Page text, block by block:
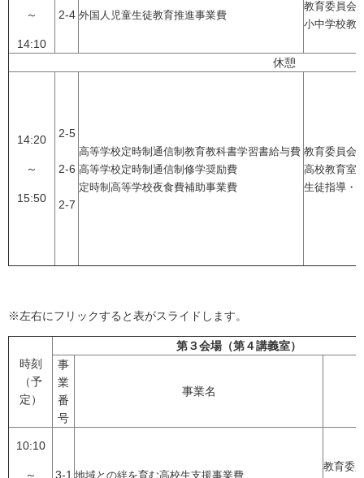
～
14:10
2-4 外国人児童生徒教育推進事業費
教育委員会
小中学校教
休憩
14:20
～
15:50
2-5
2-6
2-7
高等学校定時制通信制教育教科書学習書給与費
高等学校定時制通信制修学奨励費
定時制高等学校夜食費補助事業費
教育委員会
高校教育室
生徒指導・
※左右にフリックすると表がスライドします。
時刻
（予
定）
第３会場（第４講義室）
事
業
番
号
事業名
10:10
～ 3-1 地域との絆を育む高校生支援事業費
教育委